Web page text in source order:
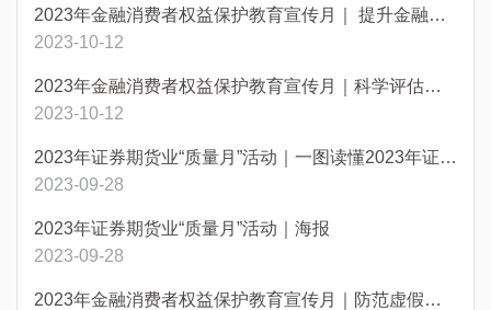
2023年金融消费者权益保护教育宣传月｜ 提升金融服务 保障消费权益
2023-10-12
2023年金融消费者权益保护教育宣传月｜科学评估风险 合理配置资产
2023-10-12
2023年证券期货业“质量月”活动｜一图读懂2023年证券期货业“质量月”活动
2023-09-28
2023年证券期货业“质量月”活动｜海报
2023-09-28
2023年金融消费者权益保护教育宣传月｜防范虚假网络投资理财类诈骗